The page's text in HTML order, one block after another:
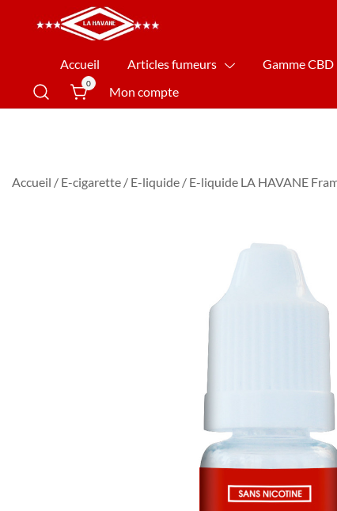
La Havane Nîmes
Accueil Articles fumeurs Gamme CBD
0
Mon compte
Accueil / E-cigarette / E-liquide / E-liquide LA HAVANE